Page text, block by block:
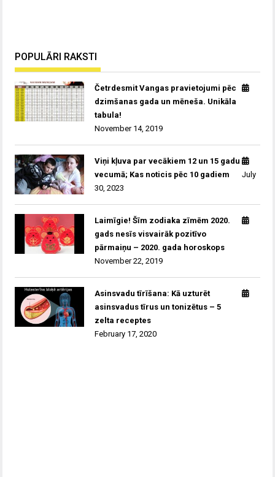
POPULĀRI RAKSTI
Četrdesmit Vangas pravietojumi pēc
dzimšanas gada un mēneša. Unikāla
tabula!
November 14, 2019
Viņi kļuva par vecākiem 12 un 15 gadu
vecumā; Kas noticis pēc 10 gadiem
July
30, 2023
Laimīgie! Šīm zodiaka zīmēm 2020.
gads nesīs visvairāk pozitīvo
pārmaiņu – 2020. gada horoskops
November 22, 2019
Asinsvadu tīrīšana: Kā uzturēt
asinsvadus tīrus un tonizētus – 5
zelta receptes
February 17, 2020